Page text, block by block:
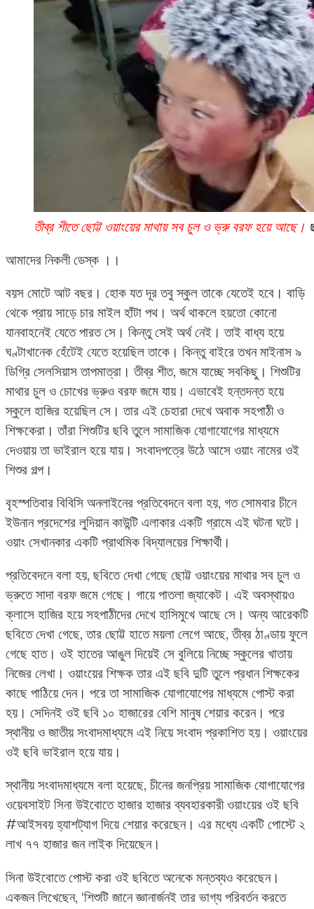
তীব্র শীতে ছোট্ট ওয়াংয়ের মাথায় সব চুল ও ভ্রু বরফ হয়ে আছে।
আমাদের নিকলী ডেস্ক ।।
বয়স মোটে আট বছর। হোক যত দূর তবু স্কুল তাকে যেতেই হবে। বাড়ি
থেকে প্রায় সাড়ে চার মাইল হাঁটা পথ। অর্থ থাকলে হয়তো কোনো
যানবাহনেই যেতে পারত সে। কিন্তু সেই অর্থ নেই। তাই বাধ্য হয়ে
ঘণ্টাখানেক হেঁটেই যেতে হয়েছিল তাকে। কিন্তু বাইরে তখন মাইনাস ৯
ডিগ্রি সেলসিয়াস তাপমাত্রা। তীব্র শীত, জমে যাচ্ছে সবকিছু। শিশুটির
মাথার চুল ও চোখের ভ্রুও বরফ জমে যায়। এভাবেই হন্তদন্ত হয়ে
স্কুলে হাজির হয়েছিল সে। তার এই চেহারা দেখে অবাক সহপাঠী ও
শিক্ষকেরা। তাঁরা শিশুটির ছবি তুলে সামাজিক যোগাযোগের মাধ্যমে
দেওয়ায় তা ভাইরাল হয়ে যায়। সংবাদপত্রে উঠে আসে ওয়াং নামের ওই
শিশুর গল্প।
বৃহস্পতিবার বিবিসি অনলাইনের প্রতিবেদনে বলা হয়, গত সোমবার চীনে
ইউনান প্রদেশের লুদিয়ান কাউন্টি এলাকার একটি গ্রামে এই ঘটনা ঘটে।
ওয়াং সেখানকার একটি প্রাথমিক বিদ্যালয়ের শিক্ষার্থী।
প্রতিবেদনে বলা হয়, ছবিতে দেখা গেছে ছোট্ট ওয়াংয়ের মাথার সব চুল ও
ভ্রুতে সাদা বরফ জমে গেছে। গায়ে পাতলা জ্যাকেট। এই অবস্থায়ও
ক্লাসে হাজির হয়ে সহপাঠীদের দেখে হাসিমুখে আছে সে। অন্য আরেকটি
ছবিতে দেখা গেছে, তার ছোট্ট হাতে ময়লা লেগে আছে, তীব্র ঠাণ্ডায় ফুলে
গেছে হাত। ওই হাতের আঙুল দিয়েই সে বুলিয়ে নিচ্ছে স্কুলের খাতায়
নিজের লেখা। ওয়াংয়ের শিক্ষক তার এই ছবি দুটি তুলে প্রধান শিক্ষকের
কাছে পাঠিয়ে দেন। পরে তা সামাজিক যোগাযোগের মাধ্যমে পোস্ট করা
হয়। সেদিনই ওই ছবি ১০ হাজারের বেশি মানুষ শেয়ার করেন। পরে
স্থানীয় ও জাতীয় সংবাদমাধ্যমে এই নিয়ে সংবাদ প্রকাশিত হয়। ওয়াংয়ের
ওই ছবি ভাইরাল হয়ে যায়।
স্থানীয় সংবাদমাধ্যমে বলা হয়েছে, চীনের জনপ্রিয় সামাজিক যোগাযোগের
ওয়েবসাইট সিনা উইবোতে হাজার হাজার ব্যবহারকারী ওয়াংয়ের ওই ছবি
#আইসবয় হ্যাশট্যাগ দিয়ে শেয়ার করেছেন। এর মধ্যে একটি পোস্টে ২
লাখ ৭৭ হাজার জন লাইক দিয়েছেন।
সিনা উইবোতে পোস্ট করা ওই ছবিতে অনেকে মন্তব্যও করেছেন।
একজন লিখেছেন, ‘শিশুটি জানে জ্ঞানার্জনই তার ভাগ্য পরিবর্তন করতে